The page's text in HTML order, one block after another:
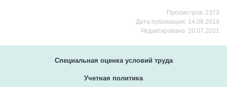
Просмотров: 2373
Дата публикации: 14.08.2019
Редактировано: 20.07.2021
Специальная оценка условий труда
Учетная политика